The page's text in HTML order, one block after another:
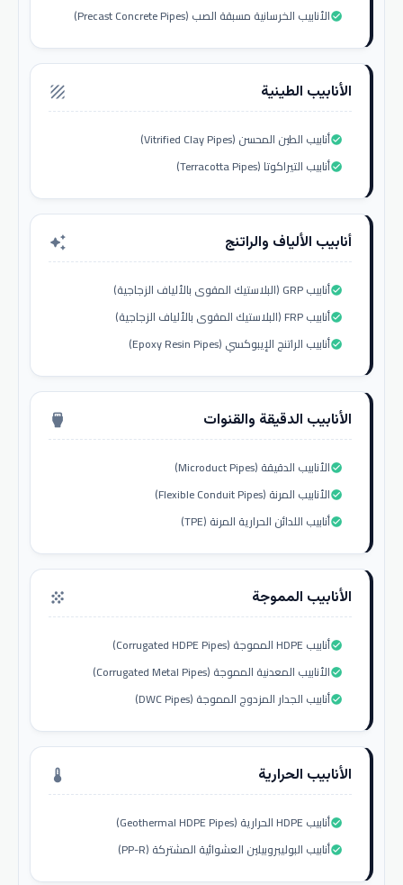
الأنابيب الخرسانية مسبقة الصب (Precast Concrete Pipes)check_circle
الأنابيب الطينية texture
أنابيب الطين المحسن (Vitrified Clay Pipes)check_circle
أنابيب التيراكوتا (Terracotta Pipes)check_circle
أنابيب الألياف والراتنج auto_awesome
أنابيب GRP (البلاستيك المقوى بالألياف الزجاجية)check_circle
أنابيب FRP (البلاستيك المقوى بالألياف الزجاجية)check_circle
أنابيب الراتنج الإيبوكسي (Epoxy Resin Pipes)check_circle
الأنابيب الدقيقة والقنوات settings_input_hdmi
الأنابيب الدقيقة (Microduct Pipes)check_circle
الأنابيب المرنة (Flexible Conduit Pipes)check_circle
أنابيب اللدائن الحرارية المرنة (TPE)check_circle
الأنابيب المموجة grain
أنابيب HDPE المموجة (Corrugated HDPE Pipes)check_circle
الأنابيب المعدنية المموجة (Corrugated Metal Pipes)check_circle
أنابيب الجدار المزدوج المموجة (DWC Pipes)check_circle
الأنابيب الحرارية thermostat
أنابيب HDPE الحرارية (Geothermal HDPE Pipes)check_circle
أنابيب البوليبروبيلين العشوائية المشتركة (PP-R)check_circle